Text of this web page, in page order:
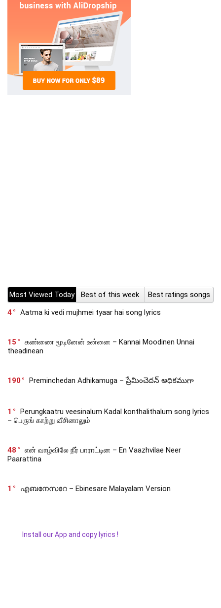
Most Viewed Today Best of this week
Best ratings songs
4
Aatma ki vedi mujhmei tyaar hai song lyrics
15
கண்ணை மூடினேன் உன்னை – Kannai Moodinen Unnai
theadinean
190 Preminchedan Adhikamuga – ప్రేమించెదన్ అధికముగా
1
Perungkaatru veesinalum Kadal konthalithalum song lyrics
– பெருங் காற்று வீசினாலும்
48
என் வாழ்விலே நீர் பாராட்டின – En Vaazhvilae Neer
Paarattina
1 എബനേസറേ – Ebinesare Malayalam Version
Install our App and copy lyrics !